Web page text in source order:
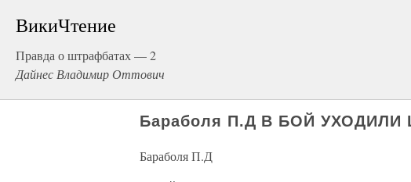
ВикиЧтение
Правда о штрафбатах — 2
Дайнес Владимир Оттович
Бараболя П.Д В БОЙ
Бараболя П.Д